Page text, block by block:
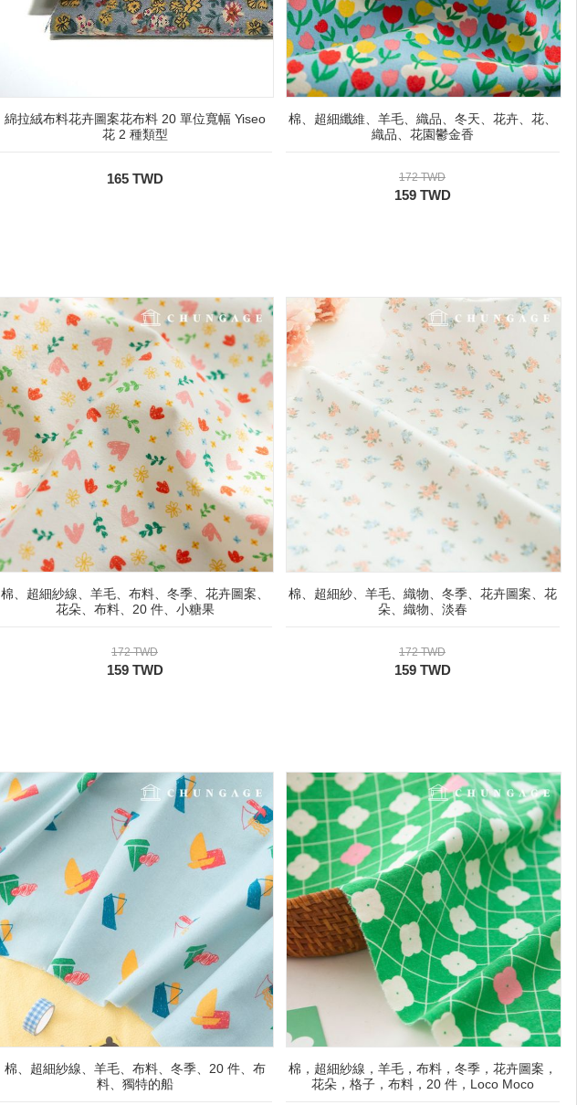
綿拉絨布料花卉圖案花布料 20 單位寬幅 Yiseo
花 2 種類型
165 TWD
棉、超細纖維、羊毛、織品、冬天、花卉、花、
織品、花園鬱金香
172 TWD
159 TWD
棉、超細紗線、羊毛、布料、冬季、花卉圖案、
花朵、布料、20 件、小糖果
172 TWD
159 TWD
棉、超細紗、羊毛、織物、冬季、花卉圖案、花
朵、織物、淡春
172 TWD
159 TWD
棉、超細紗線、羊毛、布料、冬季、20 件、布
料、獨特的船
棉，超細紗線，羊毛，布料，冬季，花卉圖案，
花朵，格子，布料，20 件，Loco Moco